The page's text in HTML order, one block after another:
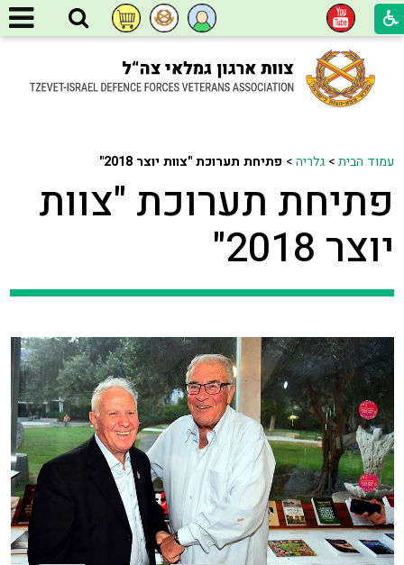
עמוד הבית>גלריה> פתיחת תערוכת "צוות יוצר 2018"
פתיחת תערוכת "צוות
יוצר 2018"